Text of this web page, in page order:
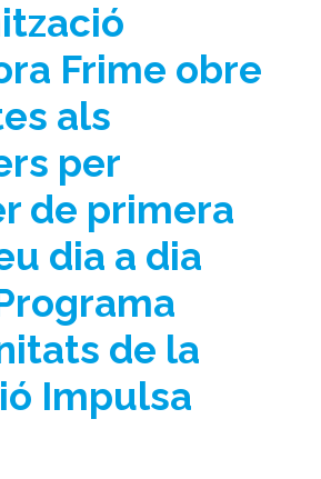
Frime obre
als
per
de primera
dia a dia
de la
Impulsa